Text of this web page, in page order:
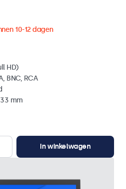
10-12 dagen
HD)
BNC, RCA
mm
In winkelwagen